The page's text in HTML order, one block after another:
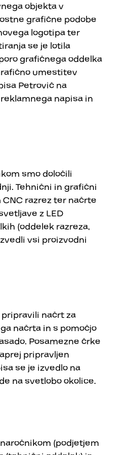
objekta v
grafične podobe
logotipa ter
se je lotila
grafičnega oddelka
umestitev
Petrovič na
napisa in
smo določili
Tehnični in grafični
razrez ter načrte
z LED
(oddelek razreza,
vsi proizvodni
načrt za
načrta in s pomočjo
Posamezne črke
pripravljen
se je izvedlo na
na svetlobo okolice.
(podjetjem